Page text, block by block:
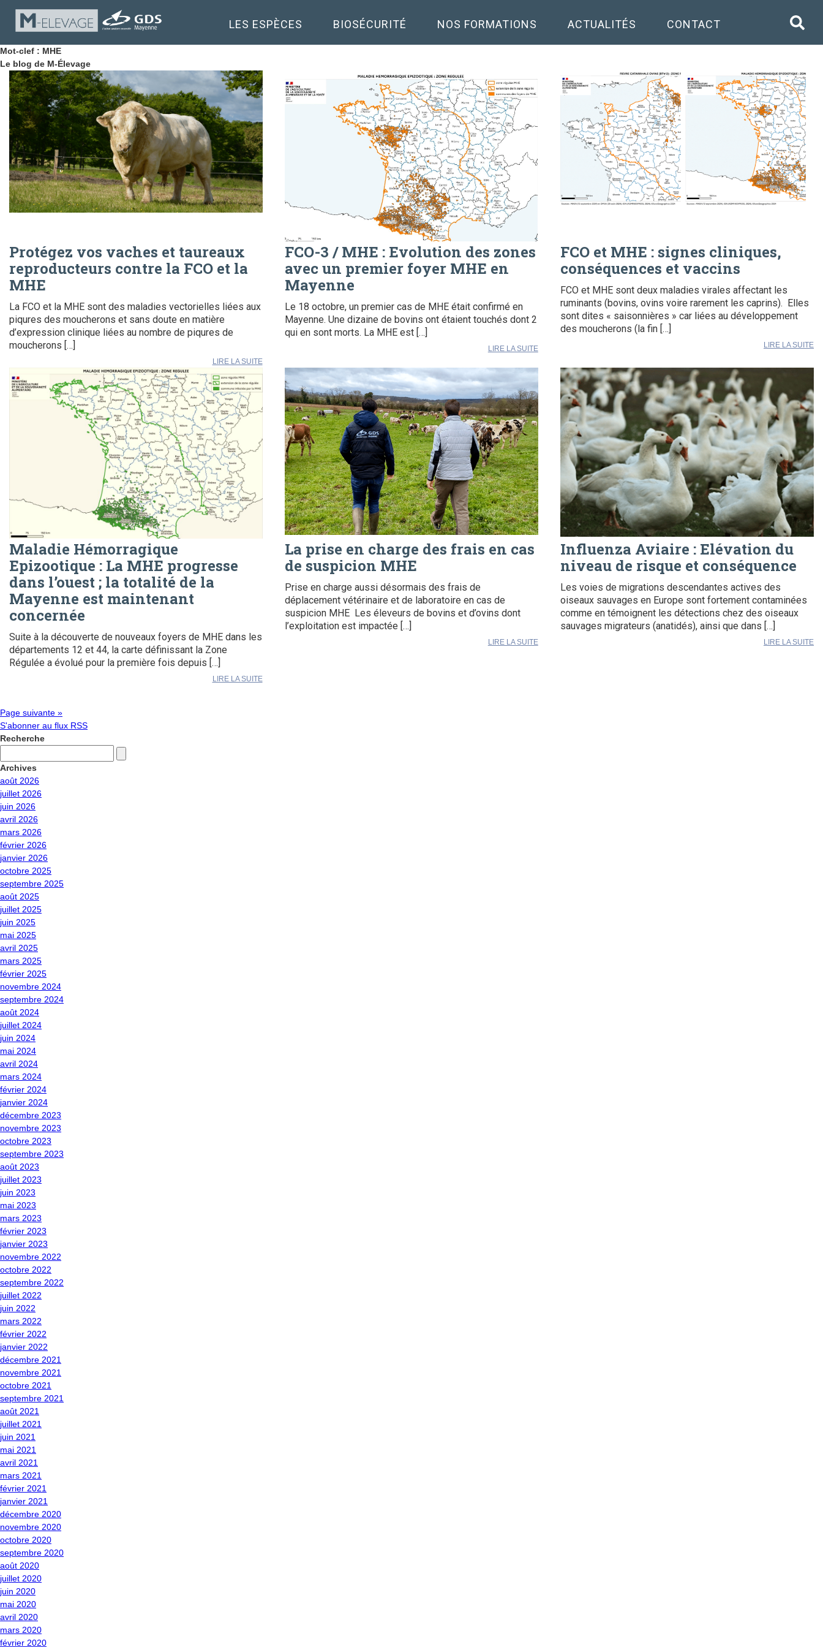
LES ESPÈCES BIOSÉCURITÉ NOS FORMATIONS ACTUALITÉS CONTACT
Mot-clef : MHE
Le blog de M-Élevage
Protégez vos vaches et taureaux
reproducteurs contre la FCO et la
MHE
La FCO et la MHE sont des maladies vectorielles liées aux
piqures des moucherons et sans doute en matière
d’expression clinique liées au nombre de piqures de
moucherons […]
LIRE LA SUITE
FCO-3 / MHE : Evolution des zones
avec un premier foyer MHE en
Mayenne
Le 18 octobre, un premier cas de MHE était confirmé en
Mayenne. Une dizaine de bovins ont étaient touchés dont 2
qui en sont morts. La MHE est […]
LIRE LA SUITE
FCO et MHE : signes cliniques,
conséquences et vaccins
FCO et MHE sont deux maladies virales affectant les
ruminants (bovins, ovins voire rarement les caprins). Elles
sont dites « saisonnières » car liées au développement
des moucherons (la fin […]
LIRE LA SUITE
Maladie Hémorragique
Epizootique : La MHE progresse
dans l’ouest ; la totalité de la
Mayenne est maintenant
concernée
Suite à la découverte de nouveaux foyers de MHE dans les
départements 12 et 44, la carte définissant la Zone
Régulée a évolué pour la première fois depuis […]
LIRE LA SUITE
La prise en charge des frais en cas
de suspicion MHE
Prise en charge aussi désormais des frais de
déplacement vétérinaire et de laboratoire en cas de
suspicion MHE Les éleveurs de bovins et d’ovins dont
l’exploitation est impactée […]
LIRE LA SUITE
Influenza Aviaire : Elévation du
niveau de risque et conséquence
Les voies de migrations descendantes actives des
oiseaux sauvages en Europe sont fortement contaminées
comme en témoignent les détections chez des oiseaux
sauvages migrateurs (anatidés), ainsi que dans […]
LIRE LA SUITE
Page suivante »
S'abonner au flux RSS
Recherche
Archives
août 2026
juillet 2026
juin 2026
avril 2026
mars 2026
février 2026
janvier 2026
octobre 2025
septembre 2025
août 2025
juillet 2025
juin 2025
mai 2025
avril 2025
mars 2025
février 2025
novembre 2024
septembre 2024
août 2024
juillet 2024
juin 2024
mai 2024
avril 2024
mars 2024
février 2024
janvier 2024
décembre 2023
novembre 2023
octobre 2023
septembre 2023
août 2023
juillet 2023
juin 2023
mai 2023
mars 2023
février 2023
janvier 2023
novembre 2022
octobre 2022
septembre 2022
juillet 2022
juin 2022
mars 2022
février 2022
janvier 2022
décembre 2021
novembre 2021
octobre 2021
septembre 2021
août 2021
juillet 2021
juin 2021
mai 2021
avril 2021
mars 2021
février 2021
janvier 2021
décembre 2020
novembre 2020
octobre 2020
septembre 2020
août 2020
juillet 2020
juin 2020
mai 2020
avril 2020
mars 2020
février 2020